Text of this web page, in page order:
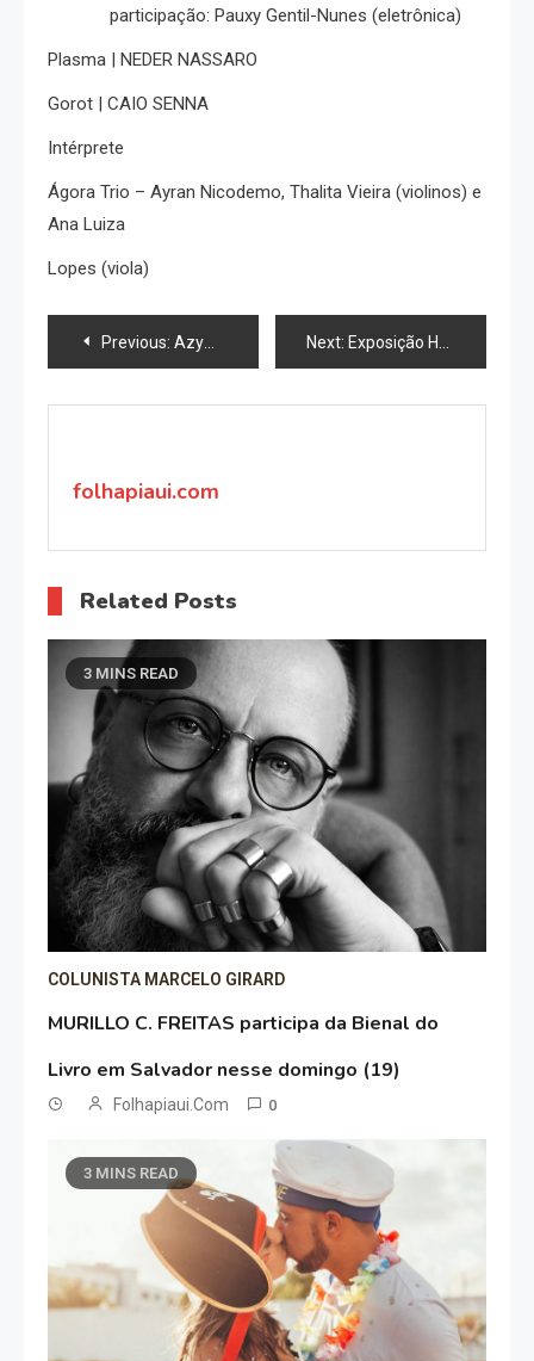
participação: Pauxy Gentil-Nunes (eletrônica)
Plasma | NEDER NASSARO
Gorot | CAIO SENNA
Intérprete
Ágora Trio – Ayran Nicodemo, Thalita Vieira (violinos) e
Ana Luiza
Lopes (viola)
Navegação
de
Previous: Azymuth lança álbum com demos inéditas em show no Sesc Ginástico Next: Exposição Heitor dos Prazeres no salão do Bar Luiz
folhapiaui.com
Related Posts
3 MINS READ
COLUNISTA MARCELO GIRARD
MURILLO C. FREITAS participa da Bienal do
Livro em Salvador nesse domingo (19)
Folhapiaui.com 0
3 MINS READ